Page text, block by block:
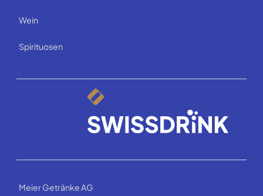
Wein
Spirituosen
Meier Getränke AG